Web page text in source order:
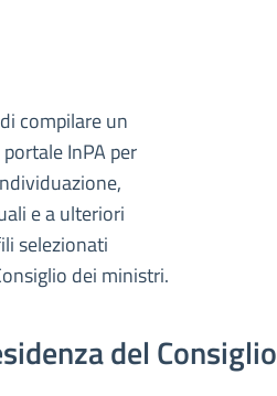
compilare un
InPA per
e a ulteriori
selezionati
dei ministri.
del Consiglio